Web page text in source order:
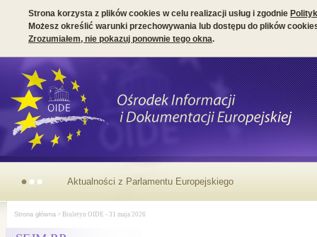
Strona korzysta z plików cookies w celu realizacji usług i zgodnie
Możesz określić warunki przechowywania lub dostępu do plików
Zrozumiałem, nie pokazuj ponownie tego okna.
Parlamentarny
wymiar
Strona główna > Biuletyn OIDE - 31 maja 2026